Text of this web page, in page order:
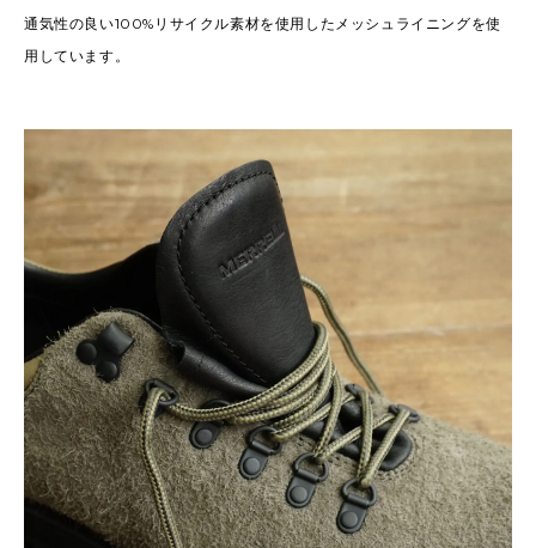
通気性の良い100%リサイクル素材を使用したメッシュライニングを使
用しています。